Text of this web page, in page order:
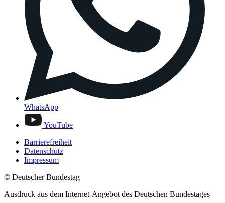
WhatsApp
YouTube
Barrierefreiheit
Datenschutz
Impressum
© Deutscher Bundestag
Ausdruck aus dem Internet-Angebot des Deutschen Bundestages